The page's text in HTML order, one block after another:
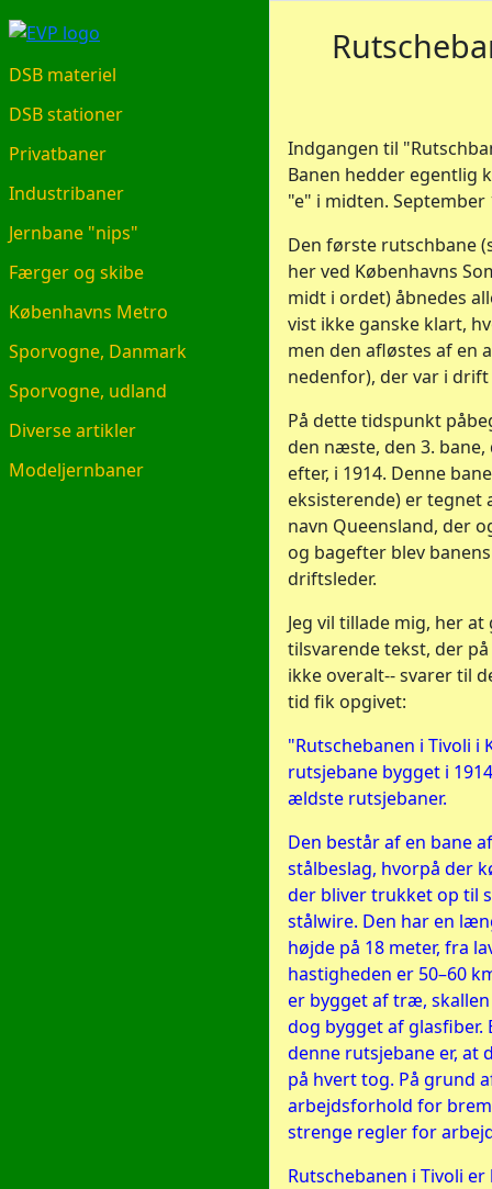
EVP.DK
DSB materiel
DSB stationer
Privatbaner
Industribaner
Jernbane "nips"
Færger og skibe
Københavns Metro
Sporvogne, Danmark
Sporvogne, udland
Diverse artikler
Modeljernbaner
Indgangen til
Banen hedder egentlig
"e" i midten. September
Den første rutschbane
her ved Københavns
midt i ordet) åbnedes
vist ikke ganske klart,
men den afløstes af en
nedenfor), der var i drift
På dette tidspunkt
den næste, den 3.
efter, i 1914. Denne
eksisterende) er tegnet
navn Queensland, der
og bagefter blev
driftsleder.
Jeg vil tillade mig, her at
tilsvarende tekst, der
ikke overalt-- svarer til
tid fik opgivet:
"Rutschebanen i Tivoli i
rutsjebane bygget i
ældste rutsjebaner.
Den består af en bane
stålbeslag, hvorpå der
der bliver trukket op til
stålwire. Den har en
højde på 18 meter, fra
hastigheden er 50–60
er bygget af træ,
dog bygget af
denne rutsjebane er, at
på hvert tog. På grund
arbejdsforhold for
strenge regler for
Rutschebanen i Tivoli